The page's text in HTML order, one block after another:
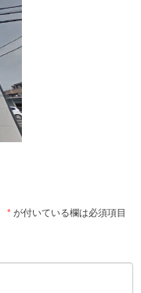
* が付いている欄は必須項目